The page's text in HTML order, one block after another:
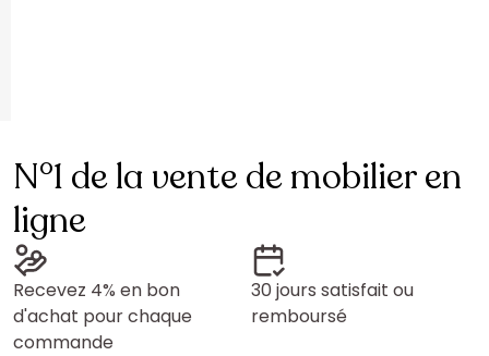
N°1 de la vente de mobilier en
ligne
Recevez 4% en bon
d'achat pour chaque
commande
30 jours satisfait ou
remboursé